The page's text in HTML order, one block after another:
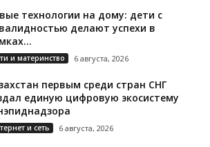
технологии на дому: дети с
делают успехи в
и материнство 6 августа, 2026
первым среди стран СНГ
единую цифровую экосистему
и сеть 6 августа, 2026